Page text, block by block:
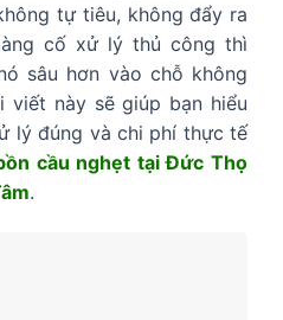
tự tiêu, không đẩy ra
cố xử lý thủ công thì
sâu hơn vào chỗ không
viết này sẽ giúp bạn hiểu
lý đúng và chi phí thực tế
cầu nghẹt tại Đức Thọ
.